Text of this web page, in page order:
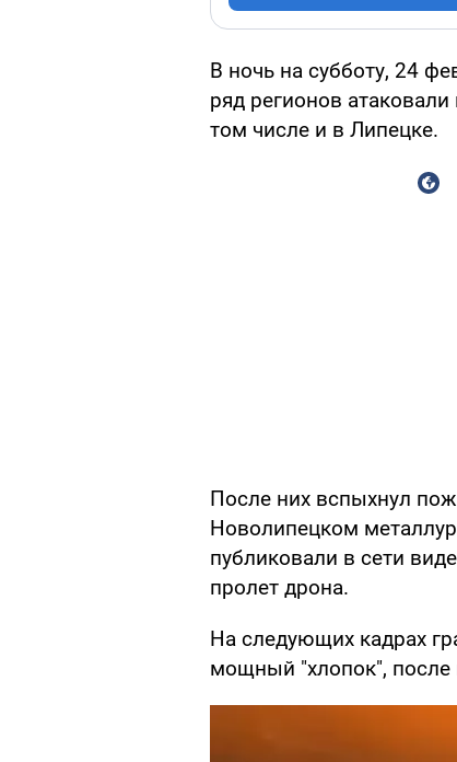
В ночь на субботу, 24
ряд регионов
том числе и в Липецке.
После них вспыхнул
Новолипецком
публиковали в сети
пролет дрона.
На следующих кадрах
мощный "хлопок", после